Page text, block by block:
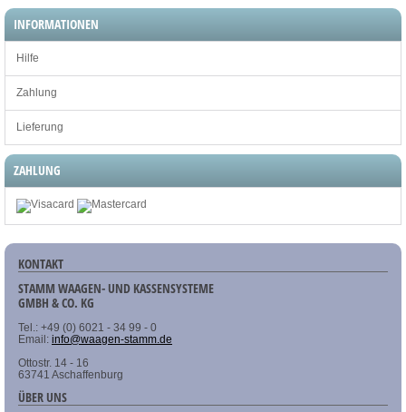
INFORMATIONEN
Hilfe
Zahlung
Lieferung
ZAHLUNG
KONTAKT
STAMM WAAGEN- UND KASSENSYSTEME
GMBH & CO. KG
Tel.: +49 (0) 6021 - 34 99 - 0
Email: info@waagen-stamm.de
Ottostr. 14 - 16
63741 Aschaffenburg
ÜBER UNS